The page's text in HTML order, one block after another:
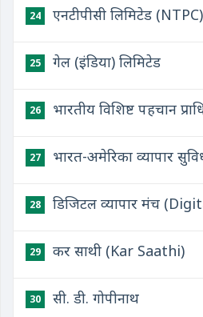
24 एनटीपीसी लिमिटेड (NTPC)
25 गेल (इंडिया) लिमिटेड
26 भारतीय विशिष्ट पहचान
27 भारत-अमेरिका व्यापार
28 डिजिटल व्यापार मंच
29 कर साथी (Kar Saathi)
30 सी. डी. गोपीनाथ